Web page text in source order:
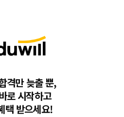
격만 늦출 뿐,
로 시작하고
택 받으세요!